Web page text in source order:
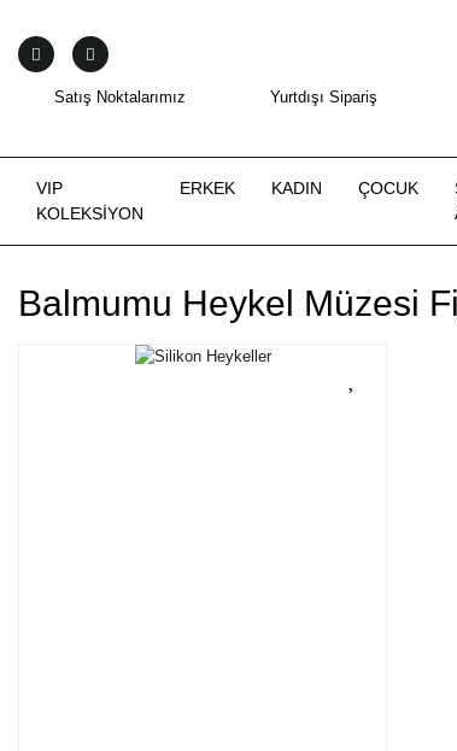
Satış Noktalarımız Yurtdışı Sipariş
VIP
KOLEKSİYON
ERKEK KADIN ÇOCUK
Balmumu Heykel Müzesi